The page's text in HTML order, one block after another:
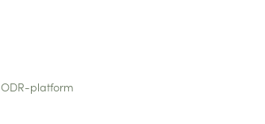
ODR-platform